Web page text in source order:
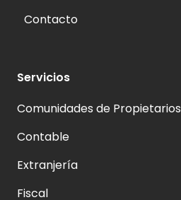
Contacto
Servicios
Comunidades de Propietarios
Contable
Extranjería
Fiscal